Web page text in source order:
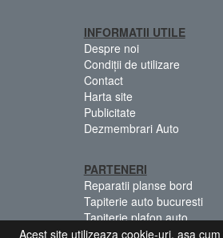
INFORMATII UTILE
Despre noi
Condiții de utilizare
Contact
Harta site
Publicitate
Dezmembrari Auto
PARTENERI
Reparatii planse bord
Tapiterie auto bucuresti
Tapiterie plafon auto
Centuri siguranta colorate
Acest site utilizeaza cookie-uri, asa